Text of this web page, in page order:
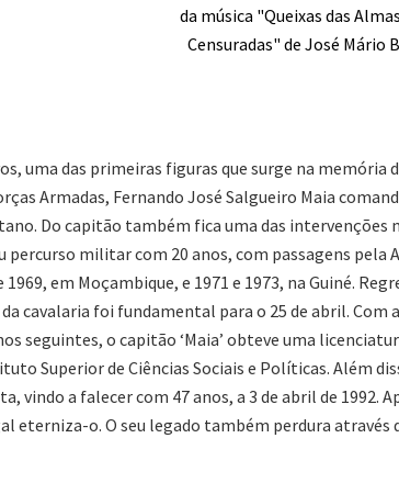
uma das primeiras figuras que surge na
Armadas, Fernando José Salgueiro Maia
Do capitão também fica uma das intervenções
percurso militar com 20 anos, com passagens
em Moçambique, e 1971 e 1973, na Guiné.
cavalaria foi fundamental para o 25 de abril.
seguintes, o capitão ‘Maia’ obteve uma
Superior de Ciências Sociais e Políticas. Além
vindo a falecer com 47 anos, a 3 de abril de
o. O seu legado também perdura através